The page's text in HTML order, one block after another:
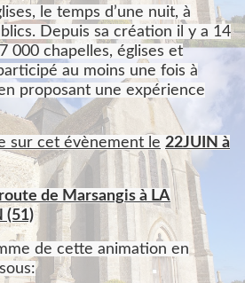
le temps d’une nuit, à
Depuis sa création il y a 14
000 chapelles, églises et
au moins une fois à
proposant une expérience
sur cet évènement le 22JUIN à
de Marsangis à LA
(51)
de cette animation en